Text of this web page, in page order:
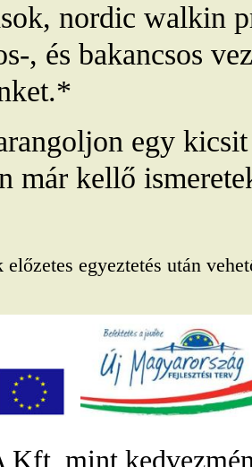
nordic walkin
, és bakancsos
egy
már kellő
egyeztetés után
mint